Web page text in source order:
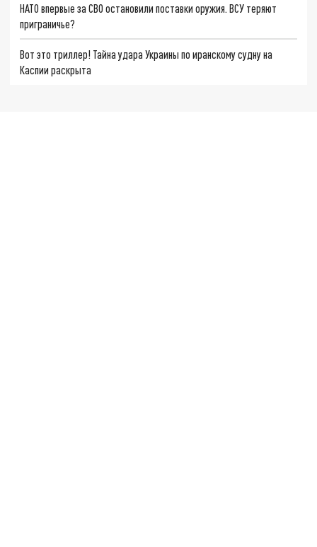
НАТО впервые за СВО остановили поставки оружия. ВСУ теряют
приграничье?
Вот это триллер! Тайна удара Украины по иранскому судну на
Каспии раскрыта